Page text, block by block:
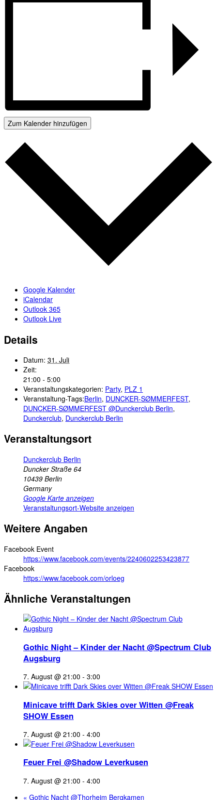
Zum Kalender hinzufügen
Google Kalender
iCalendar
Outlook 365
Outlook Live
Details
Datum: 31. Juli
Zeit:
21:00 - 5:00
Veranstaltungskategorien: Party, PLZ 1
Veranstaltung-Tags:Berlin, DUNCKER-SØMMERFEST,
DUNCKER-SØMMERFEST @Dunckerclub Berlin,
Dunckerclub, Dunckerclub Berlin
Veranstaltungsort
Dunckerclub Berlin
Duncker Straße 64
10439 Berlin
Germany
Google Karte anzeigen
Veranstaltungsort-Website anzeigen
Weitere Angaben
Facebook Event
https://www.facebook.com/events/2240602253423877
Facebook
https://www.facebook.com/orloeg
Ähnliche Veranstaltungen
Gothic Night – Kinder der Nacht @Spectrum Club
Augsburg
7. August @ 21:00 - 3:00
Minicave trifft Dark Skies over Witten @Freak
SHOW Essen
7. August @ 21:00 - 4:00
Feuer Frei @Shadow Leverkusen
7. August @ 21:00 - 4:00
« Gothic Nacht @Thorheim Bergkamen